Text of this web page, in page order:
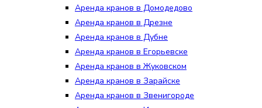
Аренда кранов в Домодедово
Аренда кранов в Дрезне
Аренда кранов в Дубне
Аренда кранов в Егорьевске
Аренда кранов в Жуковском
Аренда кранов в Зарайске
Аренда кранов в Звенигороде